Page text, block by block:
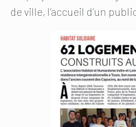
de ville, l’accueil d’un